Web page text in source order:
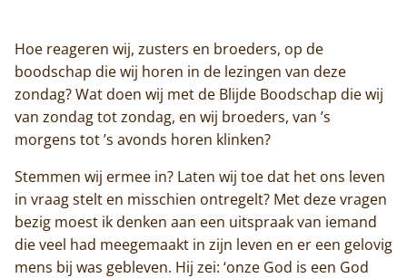
Hoe reageren wij, zusters en broeders, op de
boodschap die wij horen in de lezingen van deze
zondag? Wat doen wij met de Blijde Boodschap die wij
van zondag tot zondag, en wij broeders, van ’s
morgens tot ’s avonds horen klinken?
Stemmen wij ermee in? Laten wij toe dat het ons leven
in vraag stelt en misschien ontregelt? Met deze vragen
bezig moest ik denken aan een uitspraak van iemand
die veel had meegemaakt in zijn leven en er een gelovig
mens bij was gebleven. Hij zei: ‘onze God is een God